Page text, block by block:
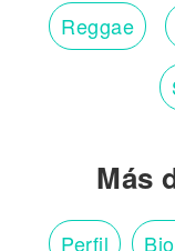
Reggae
Más
Perfil